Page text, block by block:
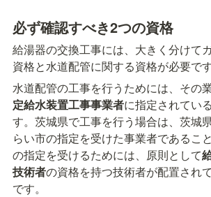
必ず確認すべき2つの資格
給湯器の交換工事には、大きく分けて
資格と水道配管に関する資格が必要です
水道配管の工事を行うためには、その
定給水装置工事事業者に指定されてい
す。茨城県で工事を行う場合は、茨城
らい市の指定を受けた事業者であるこ
の指定を受けるためには、原則として
技術者の資格を持つ技術者が配置され
です。